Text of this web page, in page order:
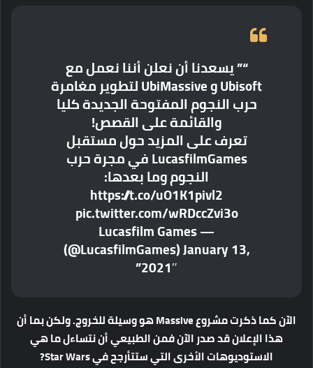
“” يسعدنا أن نعلن أننا نعمل مع
Ubisoft و UbiMassive لتطوير مغامرة
حرب النجوم المفتوحة الجديدة كليا
والقائمة على القصص!
تعرف على المزيد حول مستقبل
LucasfilmGames في مجرة ​​حرب
النجوم وما بعدها:
https://t.co/uO1K1pivl2
pic.twitter.com/wRDccZvi3o
— Lucasfilm Games
(@LucasfilmGames) January 13,
2021″”
الآن كما ذكرت مشروع Massive هو وسيلة للخروج. ولكن بما أن
هذا الإعلان قد صدر الآن فمن الطبيعي أن نتساءل ما هي
الاستوديوهات الأخرى التي ستتأرجح في Star Wars?